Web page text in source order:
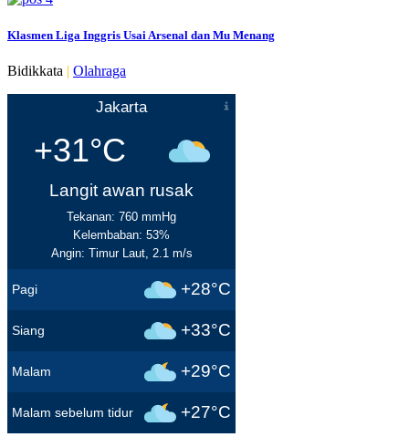
Klasmen Liga Inggris Usai Arsenal dan Mu Menang
Bidikkata | Olahraga
Jakarta
+31°C
Langit awan rusak
Tekanan: 760 mmHg
Kelembaban: 53%
Angin: Timur Laut, 2.1 m/s
Pagi +28°C
Siang +33°C
Malam +29°C
Malam sebelum tidur +27°C